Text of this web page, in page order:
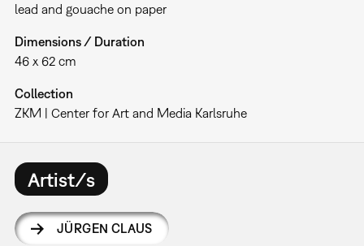
lead and gouache on paper
Dimensions / Duration
46 x 62 cm
Collection
ZKM | Center for Art and Media Karlsruhe
Artist/s
JÜRGEN CLAUS